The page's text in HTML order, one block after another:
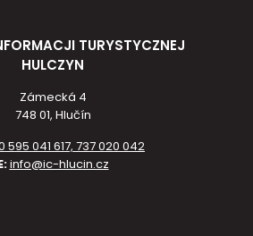
TURYSTYCZNEJ
HULCZYN
Zámecká 4
748 01, Hlučín
595 041 617, 737 020 042
info@ic-hlucin.cz